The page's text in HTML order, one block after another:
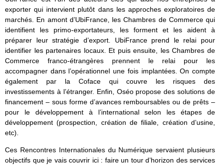
exporter qui intervient plutôt dans les approches exploratoires de
marchés. En amont d’UbiFrance, les Chambres de Commerce qui
identifient les primo-exportateurs, les forment et les aident à
préparer leur stratégie d’export. UbiFrance prend le relai pour
identifier les partenaires locaux. Et puis ensuite, les Chambres de
Commerce franco-étrangères prennent le relai pour les
accompagner dans l’opérationnel une fois implantées. On compte
également par la Coface qui couvre les risques des
investissements à l’étranger. Enfin, Oséo propose des solutions de
financement – sous forme d’avances remboursables ou de prêts –
pour le développement à l’international selon les étapes de
développement (prospection, création de filiale, création d’usine,
etc).
Ces Rencontres Internationales du Numérique servaient plusieurs
objectifs que je vais couvrir ici : faire un tour d’horizon des services